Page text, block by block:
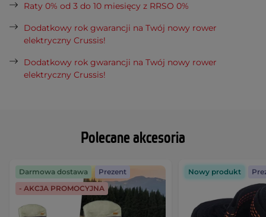
Polecane akcesoria
Darmowa dostawa
Prezent
- AKCJA PROMOCYJNA
Nowy produkt
Raty 0% od 3 do 10 miesięcy z RRSO 0%
Dodatkowy rok gwarancji na Twój nowy rower
elektryczny Crussis!
Dodatkowy rok gwarancji na Twój nowy rower
elektryczny Crussis!